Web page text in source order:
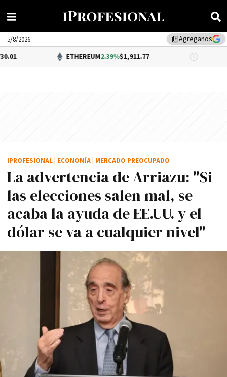
library_addAgreganos
5/8/2026
ETHEREUM2.39%$1,911.77 DÓLAR BNA
La advertencia de Arriazu: "Si
las elecciones salen mal, se
acaba la ayuda de EE.UU. y el
dólar se va a cualquier nivel"
IPROFESIONAL ECONOMÍA MERCADO PREOCUPADO